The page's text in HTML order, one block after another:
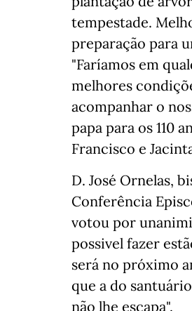
tempestade.
preparação para
"Faríamos em
melhores
acompanhar o
papa para os 110
Francisco e
D. José Ornelas,
Conferência
votou por
possivel fazer
será no próximo
que a do
não lhe escapa".